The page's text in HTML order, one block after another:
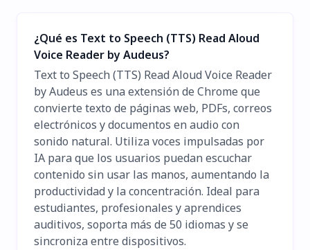
¿Qué es Text to Speech (TTS) Read Aloud
Voice Reader by Audeus?
Text to Speech (TTS) Read Aloud Voice Reader
by Audeus es una extensión de Chrome que
convierte texto de páginas web, PDFs, correos
electrónicos y documentos en audio con
sonido natural. Utiliza voces impulsadas por
IA para que los usuarios puedan escuchar
contenido sin usar las manos, aumentando la
productividad y la concentración. Ideal para
estudiantes, profesionales y aprendices
auditivos, soporta más de 50 idiomas y se
sincroniza entre dispositivos.